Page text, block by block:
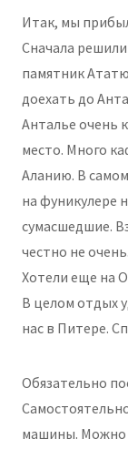
Итак, мы
Сначала решили
памятник
доехать до
Анталье очень
место. Много
Аланию. В
на фуникулере
сумасшедшие.
честно не
Хотели еще на
В целом отдых
нас в Питере.
Обязательно
машины. Можно